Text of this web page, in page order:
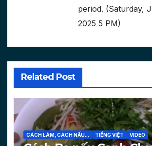
period. (Saturday,
2025 5 PM)
Related Post
CÁCH LÀM, CÁCH NẤU... TIẾNG VIỆT VIDEO